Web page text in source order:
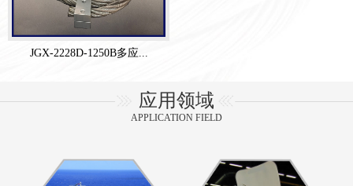
JGX-2228D-1250B多应...
应用领域
APPLICATION FIELD